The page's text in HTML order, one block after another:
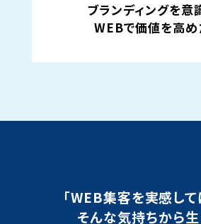
ブランディングを意
WEBで価値を高め
「WEB集客を実感して
そんな気持ちから